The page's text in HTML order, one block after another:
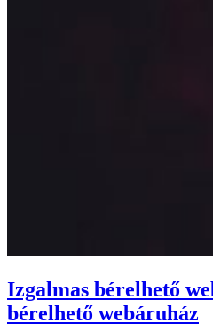
Izgalmas bérelhető
bérelhető webáruház